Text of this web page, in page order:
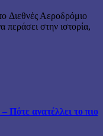
Διεθνές Αεροδρόμιο
περάσει στην ιστορία,
Πότε ανατέλλει το πιο